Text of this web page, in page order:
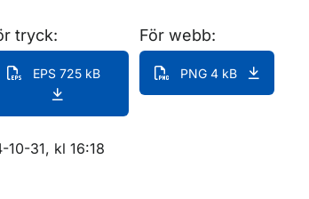
tryck:
EPS 725 kB
För webb:
PNG 4 kB
10-31, kl 16:18